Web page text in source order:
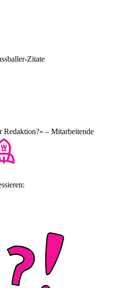
Zitate
Redaktion?» – Mitarbeitende